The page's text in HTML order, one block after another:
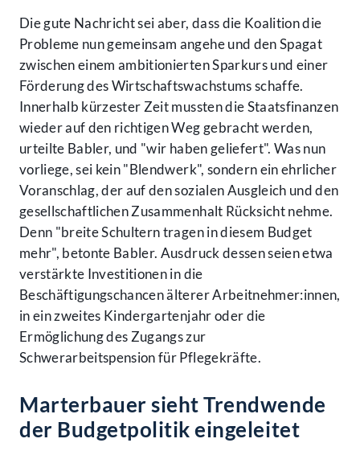
Die gute Nachricht sei aber, dass die Koalition die
Probleme nun gemeinsam angehe und den Spagat
zwischen einem ambitionierten Sparkurs und einer
Förderung des Wirtschaftswachstums schaffe.
Innerhalb kürzester Zeit mussten die Staatsfinanzen
wieder auf den richtigen Weg gebracht werden,
urteilte Babler, und "wir haben geliefert". Was nun
vorliege, sei kein "Blendwerk", sondern ein ehrlicher
Voranschlag, der auf den sozialen Ausgleich und den
gesellschaftlichen Zusammenhalt Rücksicht nehme.
Denn "breite Schultern tragen in diesem Budget
mehr", betonte Babler. Ausdruck dessen seien etwa
verstärkte Investitionen in die
Beschäftigungschancen älterer Arbeitnehmer:innen,
in ein zweites Kindergartenjahr oder die
Ermöglichung des Zugangs zur
Schwerarbeitspension für Pflegekräfte.
Marterbauer sieht Trendwende
der Budgetpolitik eingeleitet